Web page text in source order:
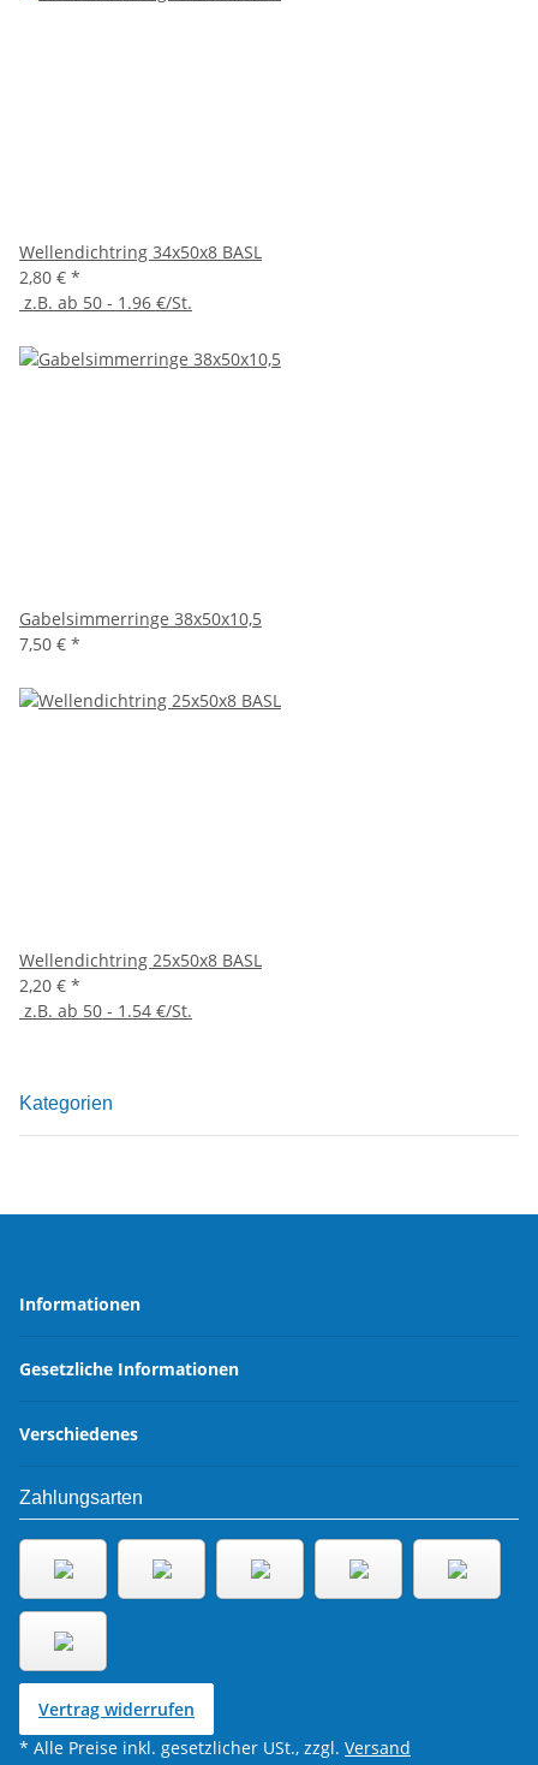
Wellendichtring 34x50x8 BASL
2,80 € *
z.B. ab 50 - 1.96 €/St.
Gabelsimmerringe 38x50x10,5
7,50 € *
Wellendichtring 25x50x8 BASL
2,20 € *
z.B. ab 50 - 1.54 €/St.
Kategorien
Informationen
Gesetzliche Informationen
Verschiedenes
Zahlungsarten
Vertrag widerrufen
* Alle Preise inkl. gesetzlicher USt., zzgl. Versand